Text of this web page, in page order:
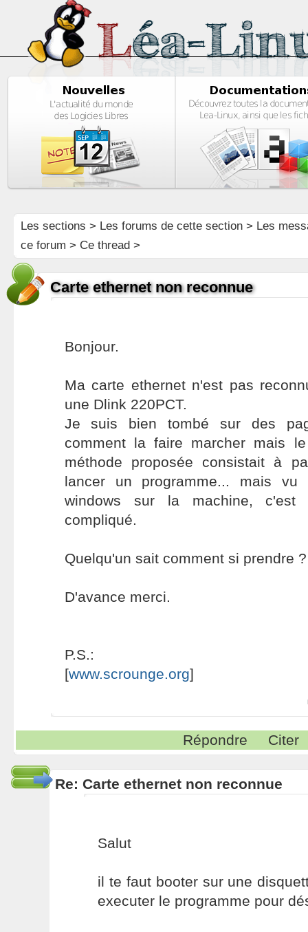
Les sections > Les forums de cette section> Les
ce forum > Ce thread >
Carte ethernet non reconnue
Bonjour.
Ma carte ethernet n'est pas
une Dlink 220PCT.
Je suis bien tombé sur des
comment la faire marcher mais
méthode proposée consistait à
lancer un programme... mais
windows sur la machine,
compliqué.
Quelqu'un sait comment si prendre ?
D'avance merci.
P.S.:
[www.scrounge.org]
Répondre Citer
Re: Carte ethernet non reconnue
Salut
il te faut booter sur une
executer le programme pour